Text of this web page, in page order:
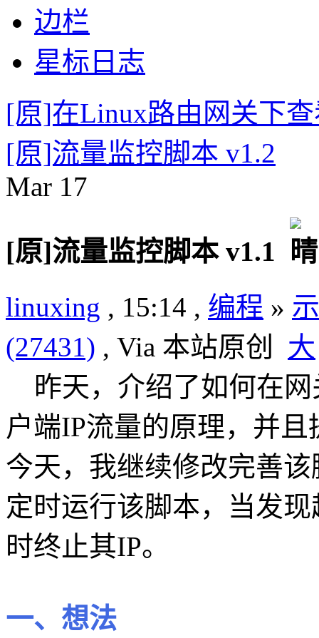
边栏
星标日志
[原]在Linux路由网关下
[原]流量监控脚本 v1.2
Mar 17
[原]流量监控脚本 v1.1
linuxing , 15:14 , 编程 »
(27431) , Via 本站原创 大
昨天，介绍了如何在网
户端IP流量的原理，并
今天，我继续修改完善
定时运行该脚本，当发
时终止其IP。
一、想法